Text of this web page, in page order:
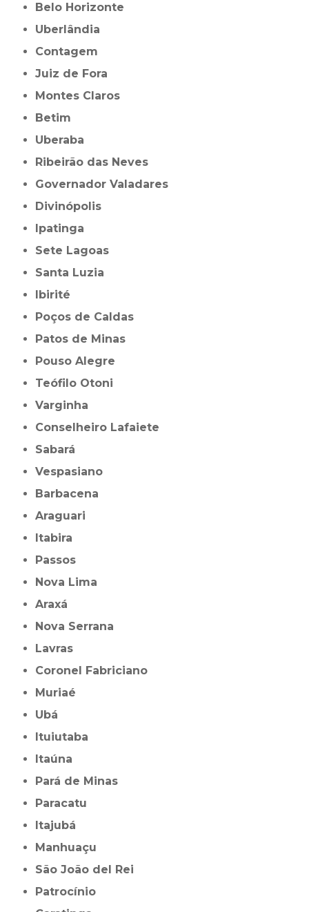
Belo Horizonte
Uberlândia
Contagem
Juiz de Fora
Montes Claros
Betim
Uberaba
Ribeirão das Neves
Governador Valadares
Divinópolis
Ipatinga
Sete Lagoas
Santa Luzia
Ibirité
Poços de Caldas
Patos de Minas
Pouso Alegre
Teófilo Otoni
Varginha
Conselheiro Lafaiete
Sabará
Vespasiano
Barbacena
Araguari
Itabira
Passos
Nova Lima
Araxá
Nova Serrana
Lavras
Coronel Fabriciano
Muriaé
Ubá
Ituiutaba
Itaúna
Pará de Minas
Paracatu
Itajubá
Manhuaçu
São João del Rei
Patrocínio